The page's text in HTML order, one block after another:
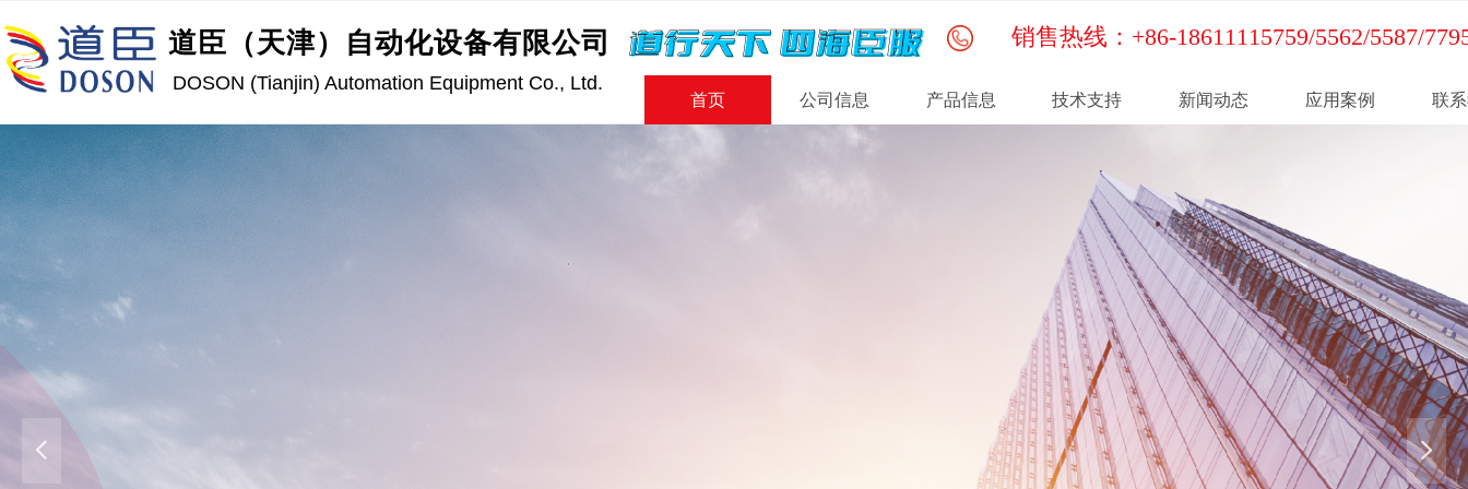
首页 公司信息 产品信息 技术支持 新闻动态 应用案例 联
道臣（天津）自动化设备有限公司 销售热线：+86-18611115759/5562/5587/
DOSON (Tianjin) Automation Equipment Co., Ltd.
道行天下 四海臣服
因为专注，所以专业，因为专业，所以卓越，
引领 线性
넳 넲